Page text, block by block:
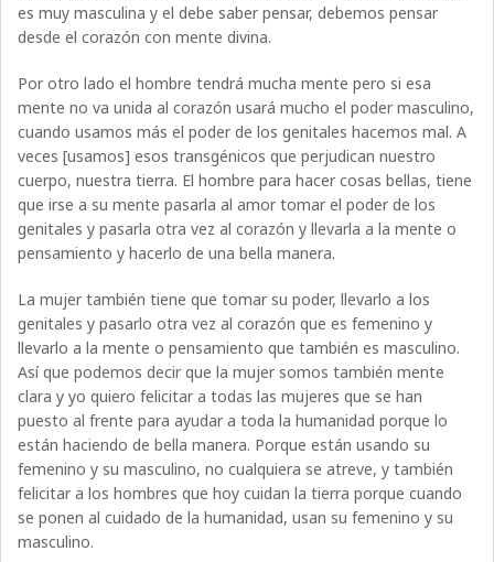
es muy masculina y el debe saber pensar, debemos pensar
desde el corazón con mente divina.
Por otro lado el hombre tendrá mucha mente pero si esa
mente no va unida al corazón usará mucho el poder masculino,
cuando usamos más el poder de los genitales hacemos mal. A
veces [usamos] esos transgénicos que perjudican nuestro
cuerpo, nuestra tierra. El hombre para hacer cosas bellas, tiene
que irse a su mente pasarla al amor tomar el poder de los
genitales y pasarla otra vez al corazón y llevarla a la mente o
pensamiento y hacerlo de una bella manera.
La mujer también tiene que tomar su poder, llevarlo a los
genitales y pasarlo otra vez al corazón que es femenino y
llevarlo a la mente o pensamiento que también es masculino.
Así que podemos decir que la mujer somos también mente
clara y yo quiero felicitar a todas las mujeres que se han
puesto al frente para ayudar a toda la humanidad porque lo
están haciendo de bella manera. Porque están usando su
femenino y su masculino, no cualquiera se atreve, y también
felicitar a los hombres que hoy cuidan la tierra porque cuando
se ponen al cuidado de la humanidad, usan su femenino y su
masculino.